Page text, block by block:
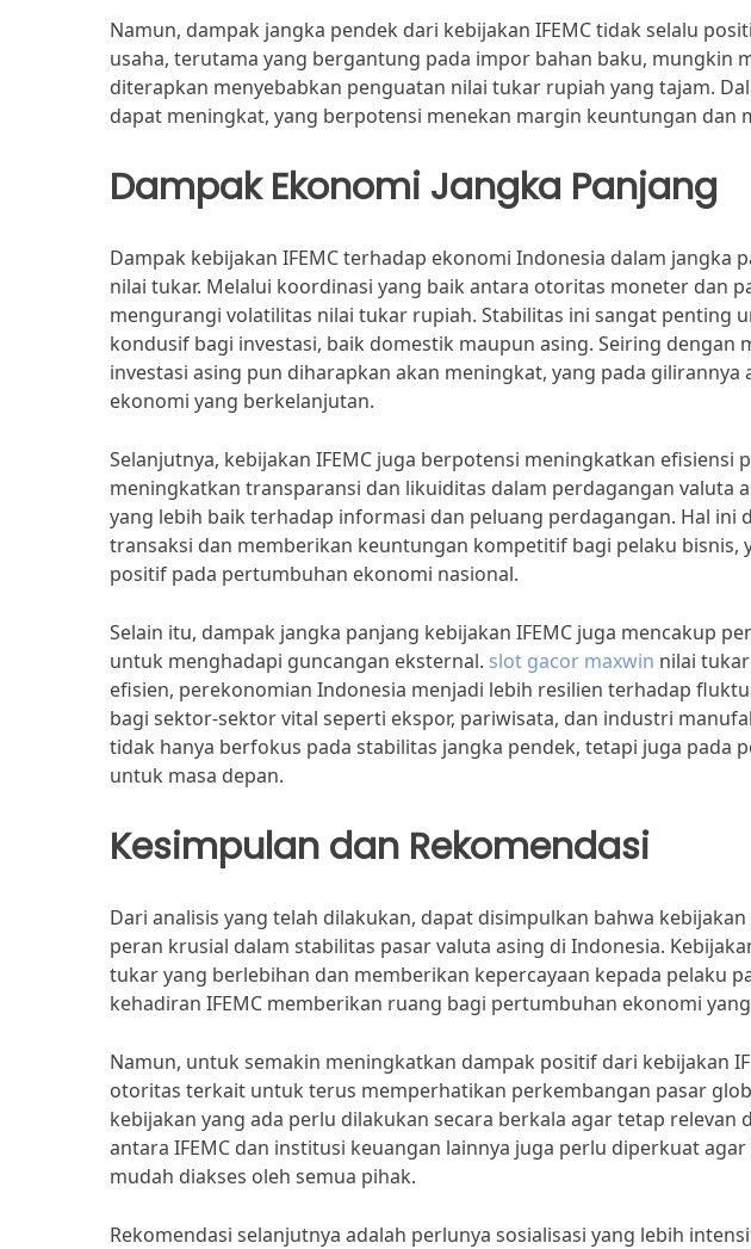
Namun, dampak jangka pendek dari kebijakan IFEMC tidak selalu
usaha, terutama yang bergantung pada impor bahan baku, mungkin
diterapkan menyebabkan penguatan nilai tukar rupiah yang tajam.
dapat meningkat, yang berpotensi menekan margin keuntungan dan
Dampak Ekonomi Jangka Panjang
Dampak kebijakan IFEMC terhadap ekonomi Indonesia dalam jangka
nilai tukar. Melalui koordinasi yang baik antara otoritas moneter dan
mengurangi volatilitas nilai tukar rupiah. Stabilitas ini sangat penting
kondusif bagi investasi, baik domestik maupun asing. Seiring dengan
investasi asing pun diharapkan akan meningkat, yang pada
ekonomi yang berkelanjutan.
Selanjutnya, kebijakan IFEMC juga berpotensi meningkatkan efisiensi
meningkatkan transparansi dan likuiditas dalam perdagangan valuta
yang lebih baik terhadap informasi dan peluang perdagangan. Hal
transaksi dan memberikan keuntungan kompetitif bagi pelaku bisnis,
positif pada pertumbuhan ekonomi nasional.
Selain itu, dampak jangka panjang kebijakan IFEMC juga mencakup
untuk menghadapi guncangan eksternal. slot gacor maxwin nilai
efisien, perekonomian Indonesia menjadi lebih resilien terhadap
bagi sektor-sektor vital seperti ekspor, pariwisata, dan industri
tidak hanya berfokus pada stabilitas jangka pendek, tetapi juga pada
untuk masa depan.
Kesimpulan dan Rekomendasi
Dari analisis yang telah dilakukan, dapat disimpulkan bahwa
peran krusial dalam stabilitas pasar valuta asing di Indonesia.
tukar yang berlebihan dan memberikan kepercayaan kepada pelaku
kehadiran IFEMC memberikan ruang bagi pertumbuhan ekonomi
Namun, untuk semakin meningkatkan dampak positif dari kebijakan
otoritas terkait untuk terus memperhatikan perkembangan pasar
kebijakan yang ada perlu dilakukan secara berkala agar tetap relevan
antara IFEMC dan institusi keuangan lainnya juga perlu diperkuat
mudah diakses oleh semua pihak.
Rekomendasi selanjutnya adalah perlunya sosialisasi yang lebih